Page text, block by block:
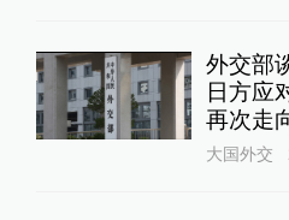
外交部
日方应
再次走
大国外交